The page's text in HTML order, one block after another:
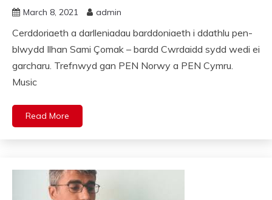
March 8, 2021 admin
Cerddoriaeth a darlleniadau barddoniaeth i ddathlu pen-
blwydd Ilhan Sami Çomak – bardd Cwrdaidd sydd wedi ei
garcharu. Trefnwyd gan PEN Norwy a PEN Cymru.
Music
Read More